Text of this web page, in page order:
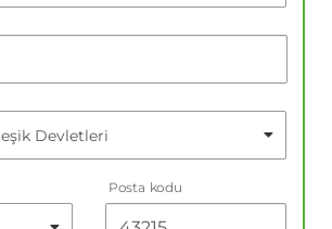
Posta kodu